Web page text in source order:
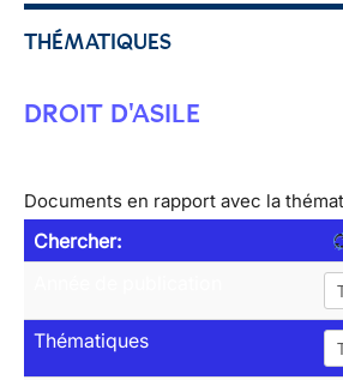
THÉMATIQUES
DROIT D'ASILE
Documents en rapport avec la
Chercher:
Thématiques